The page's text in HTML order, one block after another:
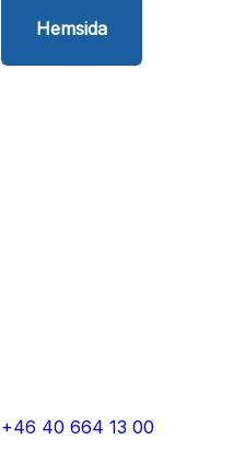
Hemsida
+46 40 664 13 00